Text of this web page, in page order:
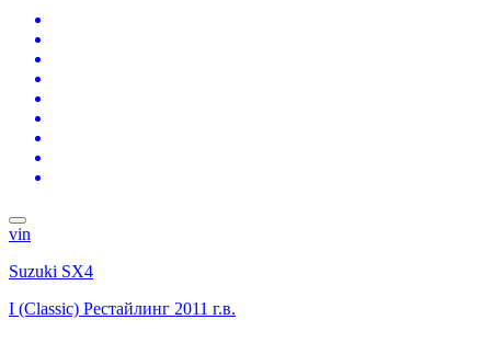
vin
Suzuki SX4
I (Classic) Рестайлинг 2011 г.в.